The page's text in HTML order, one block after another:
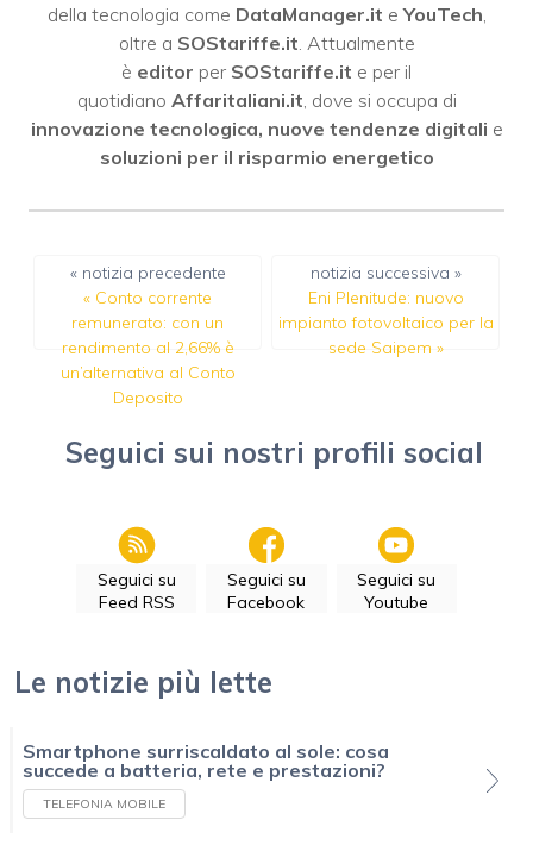
della tecnologia come DataManager.it eYouTech,
oltre a SOStariffe.it. Attualmente
è editor per SOStariffe.it e per il
quotidiano Affaritaliani.it, dove si occupa di
innovazione tecnologica, nuove tendenze digitali e
soluzioni per il risparmio energetico
« notizia precedente
« Conto corrente
remunerato: con un
rendimento al 2,66% è
un’alternativa al Conto
Deposito
notizia successiva »
Eni Plenitude: nuovo
impianto fotovoltaico per la
sede Saipem »
Seguici sui nostri profili social
Seguici su
Feed RSS
Seguici su
Facebook
Seguici su
Youtube
Le notizie più lette
Smartphone surriscaldato al sole: cosa
succede a batteria, rete e prestazioni?
TELEFONIA MOBILE